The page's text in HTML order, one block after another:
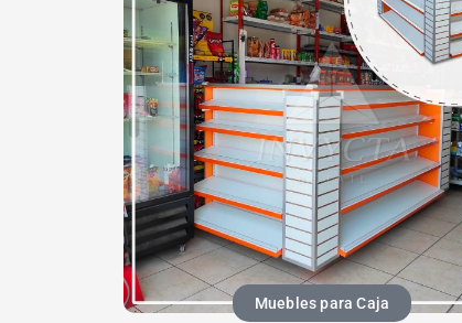
Muebles para Caja